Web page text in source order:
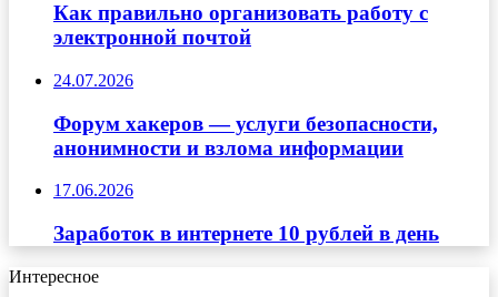
Как правильно организовать работу с
электронной почтой
24.07.2026
Форум хакеров — услуги безопасности,
анонимности и взлома информации
17.06.2026
Заработок в интернете 10 рублей в день
Интересное